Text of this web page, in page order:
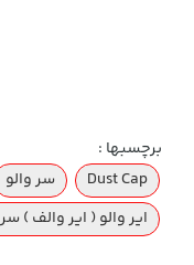
برچسبها :
Dust Cap
سر والو
ایر والو ( ایر والف )